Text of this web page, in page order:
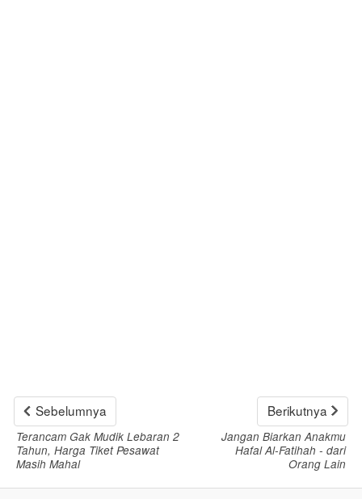
Sebelumnya Berikutnya
Terancam Gak Mudik Lebaran 2
Tahun, Harga Tiket Pesawat
Masih Mahal
Jangan Biarkan Anakmu
Hafal Al-Fatihah - dari
Orang Lain